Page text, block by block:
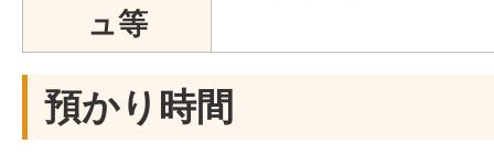
ュ等
預かり時間